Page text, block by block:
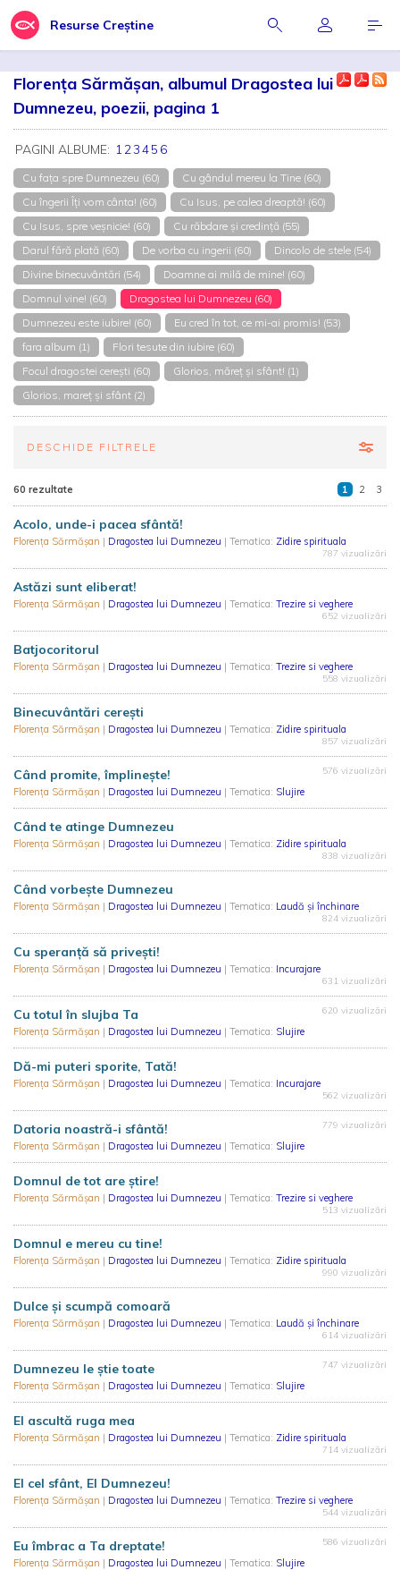
Resurse Creștine
Florența Sărmășan, albumul Dragostea lui
Dumnezeu, poezii, pagina 1
PAGINI ALBUME: 12345 6
Cu fața spre Dumnezeu (60)
Cu gândul mereu la Tine (60)
Cu îngerii Îți vom cânta! (60)
Cu Isus, pe calea dreaptă! (60)
Cu Isus, spre veșnicie! (60)
Cu răbdare și credință (55)
Darul fără plată (60)
De vorba cu ingerii (60)
Dincolo de stele (54)
Divine binecuvântări (54)
Doamne ai milă de mine! (60)
Domnul vine! (60)
Dragostea lui Dumnezeu (60)
Dumnezeu este iubire! (60)
Eu cred în tot, ce mi-ai promis! (53)
fara album (1)
Flori tesute din iubire (60)
Focul dragostei cerești (60)
Glorios, măreț și sfânt! (1)
Glorios, mareț și sfânt (2)
DESCHIDE FILTRELE
60 rezultate 1 2 3
Acolo, unde-i pacea sfântă!
Florența Sărmășan | Dragostea lui Dumnezeu | Tematica: Zidire spirituala
787 vizualizări
Astăzi sunt eliberat!
Florența Sărmășan | Dragostea lui Dumnezeu | Tematica: Trezire si veghere
652 vizualizări
Batjocoritorul
Florența Sărmășan | Dragostea lui Dumnezeu | Tematica: Trezire si veghere
558 vizualizări
Binecuvântări cerești
Florența Sărmășan | Dragostea lui Dumnezeu | Tematica: Zidire spirituala
857 vizualizări
Când promite, împlinește!
Florența Sărmășan | Dragostea lui Dumnezeu | Tematica: Slujire
576 vizualizări
Când te atinge Dumnezeu
Florența Sărmășan | Dragostea lui Dumnezeu | Tematica: Zidire spirituala
838 vizualizări
Când vorbește Dumnezeu
Florența Sărmășan | Dragostea lui Dumnezeu | Tematica: Laudă și închinare
824 vizualizări
Cu speranță să privești!
Florența Sărmășan | Dragostea lui Dumnezeu | Tematica: Incurajare
631 vizualizări
Cu totul în slujba Ta
Florența Sărmășan | Dragostea lui Dumnezeu | Tematica: Slujire
620 vizualizări
Dă-mi puteri sporite, Tată!
Florența Sărmășan | Dragostea lui Dumnezeu | Tematica: Incurajare
562 vizualizări
Datoria noastră-i sfântă!
Florența Sărmășan | Dragostea lui Dumnezeu | Tematica: Slujire
779 vizualizări
Domnul de tot are știre!
Florența Sărmășan | Dragostea lui Dumnezeu | Tematica: Trezire si veghere
513 vizualizări
Domnul e mereu cu tine!
Florența Sărmășan | Dragostea lui Dumnezeu | Tematica: Zidire spirituala
990 vizualizări
Dulce și scumpă comoară
Florența Sărmășan | Dragostea lui Dumnezeu | Tematica: Laudă și închinare
614 vizualizări
Dumnezeu le știe toate
Florența Sărmășan | Dragostea lui Dumnezeu | Tematica: Slujire
747 vizualizări
El ascultă ruga mea
Florența Sărmășan | Dragostea lui Dumnezeu | Tematica: Zidire spirituala
714 vizualizări
El cel sfânt, El Dumnezeu!
Florența Sărmășan | Dragostea lui Dumnezeu | Tematica: Trezire si veghere
544 vizualizări
Eu îmbrac a Ta dreptate!
Florența Sărmășan | Dragostea lui Dumnezeu | Tematica: Slujire
586 vizualizări